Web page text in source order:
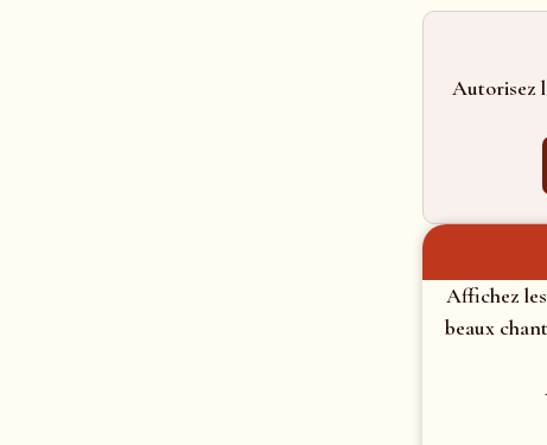
Autorisez
Affichez
beaux